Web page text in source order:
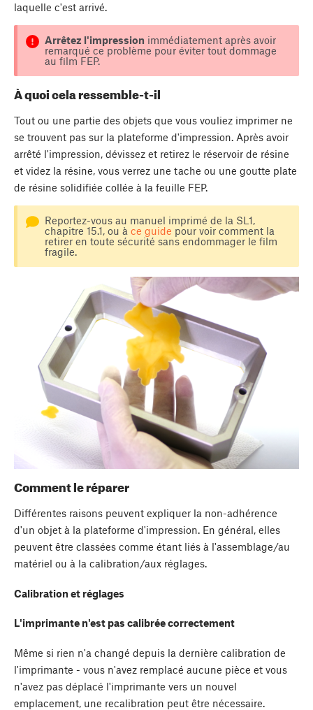
laquelle c'est arrivé.
Arrêtez l'impression immédiatement après avoir
remarqué ce problème pour éviter tout dommage
au film FEP.
À quoi cela ressemble-t-il
Tout ou une partie des objets que vous vouliez imprimer ne
se trouvent pas sur la plateforme d'impression. Après avoir
arrêté l'impression, dévissez et retirez le réservoir de résine
et videz la résine, vous verrez une tache ou une goutte plate
de résine solidifiée collée à la feuille FEP.
Reportez-vous au manuel imprimé de la SL1,
chapitre 15.1, ou à ce guide pour voir comment la
retirer en toute sécurité sans endommager le film
fragile.
Comment le réparer
Différentes raisons peuvent expliquer la non-adhérence
d'un objet à la plateforme d'impression. En général, elles
peuvent être classées comme étant liés à l'assemblage/au
matériel ou à la calibration/aux réglages.
Calibration et réglages
L'imprimante n'est pas calibrée correctement
Même si rien n'a changé depuis la dernière calibration de
l'imprimante - vous n'avez remplacé aucune pièce et vous
n'avez pas déplacé l'imprimante vers un nouvel
emplacement, une recalibration peut être nécessaire.